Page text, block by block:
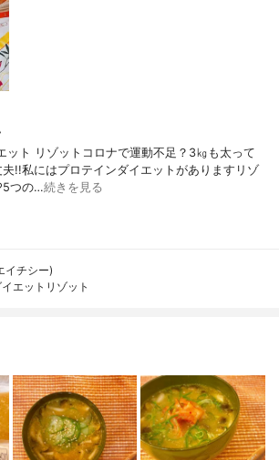
ット リゾットコロナで運動不足？3㎏も太って
!!私にはプロテインダイエットがありますリゾ
つの…続きを見る
イチシー)
エットリゾット